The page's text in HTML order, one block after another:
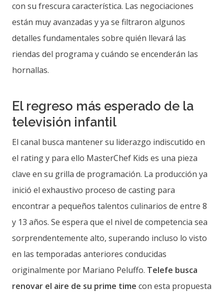
con su frescura característica. Las negociaciones
están muy avanzadas y ya se filtraron algunos
detalles fundamentales sobre quién llevará las
riendas del programa y cuándo se encenderán las
hornallas.
El regreso más esperado de la
televisión infantil
El canal busca mantener su liderazgo indiscutido en
el rating y para ello MasterChef Kids es una pieza
clave en su grilla de programación. La producción ya
inició el exhaustivo proceso de casting para
encontrar a pequeños talentos culinarios de entre 8
y 13 años. Se espera que el nivel de competencia sea
sorprendentemente alto, superando incluso lo visto
en las temporadas anteriores conducidas
originalmente por Mariano Peluffo. Telefe busca
renovar el aire de su prime time con esta propuesta